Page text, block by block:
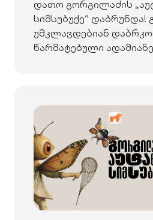
დათო გორგილაძის
სიმსუბუქე“ დაბრუნდა!
უმკლავდებიან
წარმატებული